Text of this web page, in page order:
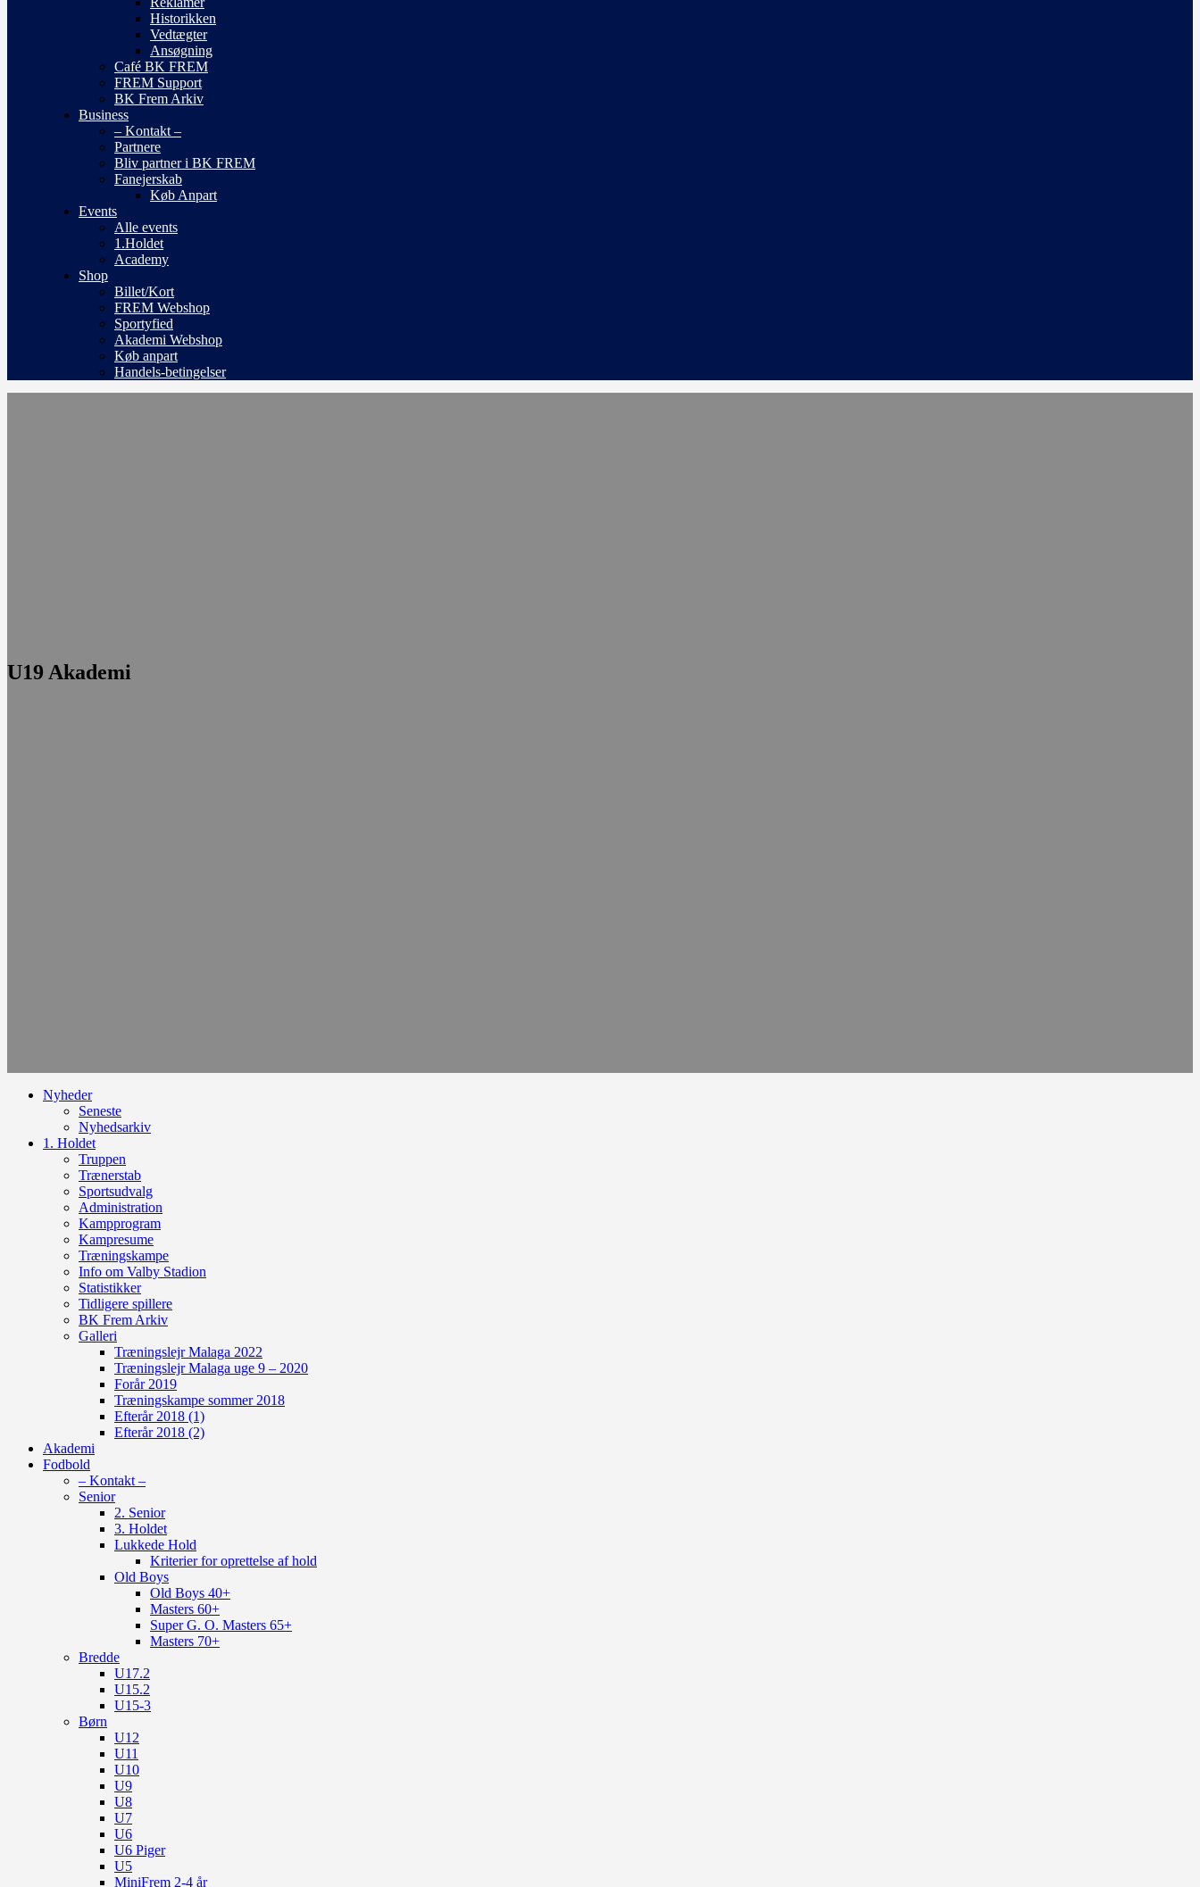
Historikken
Vedtægter
Ansøgning
Café BK FREM
FREM Support
BK Frem Arkiv
Business
– Kontakt –
Partnere
Bliv partner i BK FREM
Fanejerskab
Køb Anpart
Events
Alle events
1.Holdet
Academy
Shop
Billet/Kort
FREM Webshop
Sportyfied
Akademi Webshop
Køb anpart
Handels-betingelser
U19 Akademi
Nyheder
Seneste
Nyhedsarkiv
1. Holdet
Truppen
Trænerstab
Sportsudvalg
Administration
Kampprogram
Kampresume
Træningskampe
Info om Valby Stadion
Statistikker
Tidligere spillere
BK Frem Arkiv
Galleri
Træningslejr Malaga 2022
Træningslejr Malaga uge 9 – 2020
Forår 2019
Træningskampe sommer 2018
Efterår 2018 (1)
Efterår 2018 (2)
Akademi
Fodbold
– Kontakt –
Senior
2. Senior
3. Holdet
Lukkede Hold
Kriterier for oprettelse af hold
Old Boys
Old Boys 40+
Masters 60+
Super G. O. Masters 65+
Masters 70+
Bredde
U17.2
U15.2
U15-3
Børn
U12
U11
U10
U9
U8
U7
U6
U6 Piger
U5
MiniFrem 2-4 år